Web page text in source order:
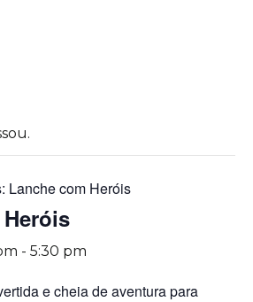
Lanche com Heróis
- 5:30 pm
e cheia de aventura para